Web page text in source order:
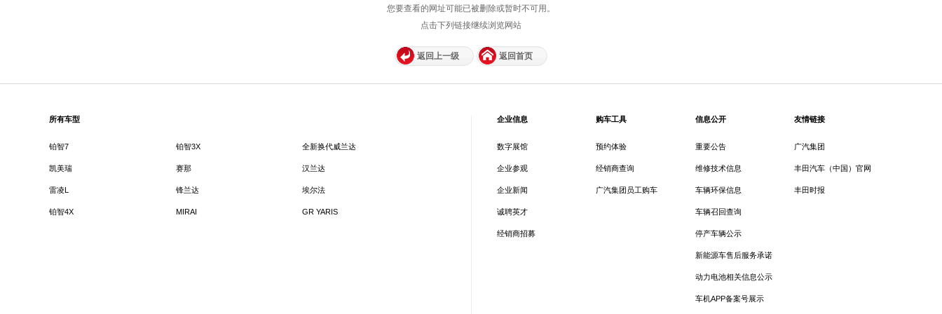
您要查看的网址可能已被删除或暂时不可用。
点击下列链接继续浏览网站
返回上一级 返回首页
所有车型
铂智7 铂智3X 全新换代威兰达
凯美瑞 赛那 汉兰达
雷凌L 锋兰达 埃尔法
铂智4X MIRAI GR YARIS
企业信息
数字展馆
企业参观
企业新闻
诚聘英才
经销商招募
购车工具
预约体验
经销商查询
广汽集团员工购车
信息公开
重要公告
维修技术信息
车辆环保信息
车辆召回查询
停产车辆公示
新能源车售后服务承诺
动力电池相关信息公示
车机APP备案号展示
友情链接
广汽集团
丰田汽车（中国）官网
丰田时报